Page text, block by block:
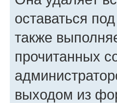
оставаться
также
прочитанных
выходом из